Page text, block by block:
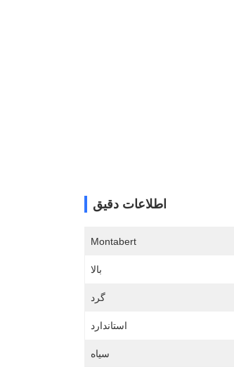
اطلاعات دقیق
Montabert
بالا
گرد
استاندارد
سیاه